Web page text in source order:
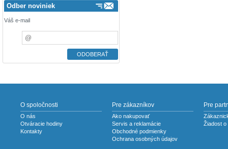
Odber noviniek
Váš e-mail
O spoločnosti
O nás
Otváracie hodiny
Kontakty
Pre zákazníkov
Ako nakupovať
Servis a reklamácie
Obchodné podmienky
Ochrana osobných údajov
Pre
Žiadost